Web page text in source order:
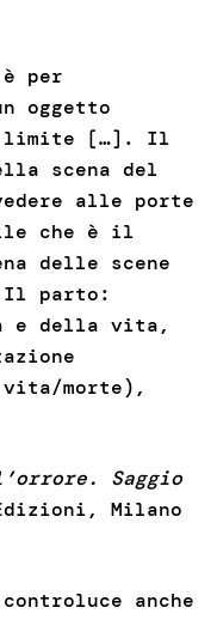
per
oggetto
limite […]. Il
scena del
alle porte
che è il
delle scene
parto:
e della vita,
morte),
Saggio
Milano
anche